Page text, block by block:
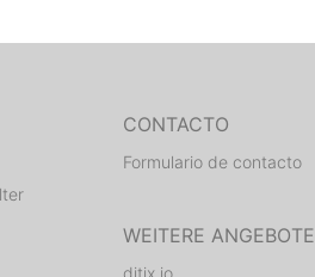
CONTACTO
Formulario de contacto
WEITERE ANGEBOTE
ditix.io